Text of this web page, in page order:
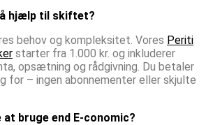
hjælp til skiftet?
behov og kompleksitet. Vores Periti
starter fra 1.000 kr. og inkluderer
opsætning og rådgivning. Du betaler
for – ingen abonnementer eller skjulte
bruge end E-conomic?